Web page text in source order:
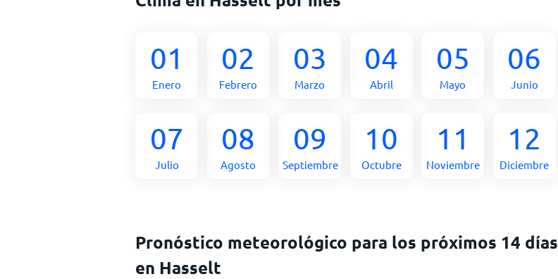
01
Enero
02
Febrero
03
Marzo
04
Abril
05
Mayo
06
Junio
07
Julio
08
Agosto
09
Septiembre
10
Octubre
11
Noviembre
12
Diciembre
Pronóstico meteorológico para los próximos 14 días
en Hasselt